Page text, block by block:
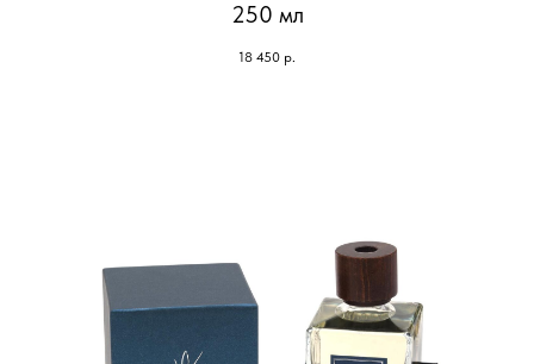
250 мл
18 450 р.